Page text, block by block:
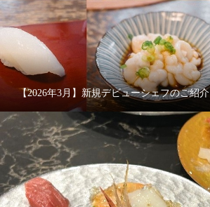
【2026年3月】新規デビューシェフのご紹介